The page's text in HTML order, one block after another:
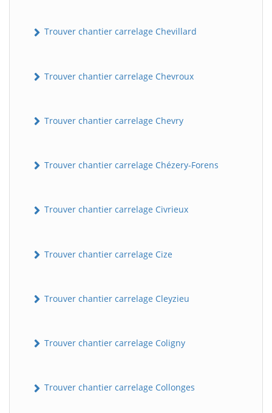
Trouver chantier carrelage Chevillard
Trouver chantier carrelage Chevroux
Trouver chantier carrelage Chevry
Trouver chantier carrelage Chézery-Forens
Trouver chantier carrelage Civrieux
Trouver chantier carrelage Cize
Trouver chantier carrelage Cleyzieu
Trouver chantier carrelage Coligny
Trouver chantier carrelage Collonges